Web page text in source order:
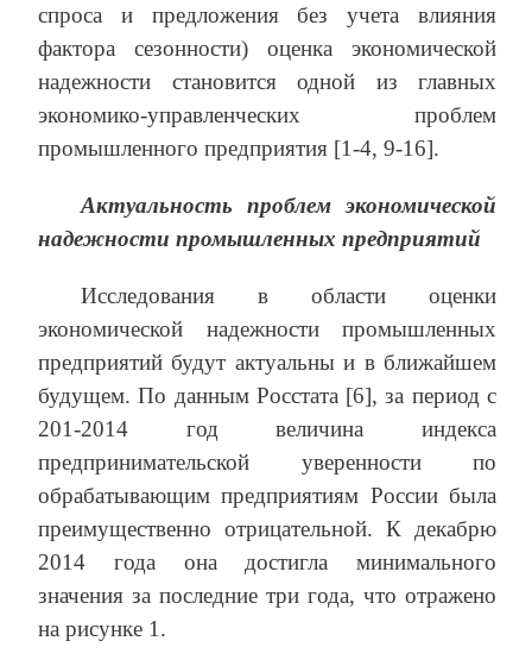
спроса и предложения без учета влияния
фактора сезонности) оценка экономической
надежности становится одной из главных
экономико-управленческих проблем
промышленного предприятия [1-4, 9-16].
Актуальность проблем экономической
надежности промышленных предприятий
Исследования в области оценки
экономической надежности промышленных
предприятий будут актуальны и в ближайшем
будущем. По данным Росстата [6], за период с
201-2014 год величина индекса
предпринимательской уверенности по
обрабатывающим предприятиям России была
преимущественно отрицательной. К декабрю
2014 года она достигла минимального
значения за последние три года, что отражено
на рисунке 1.